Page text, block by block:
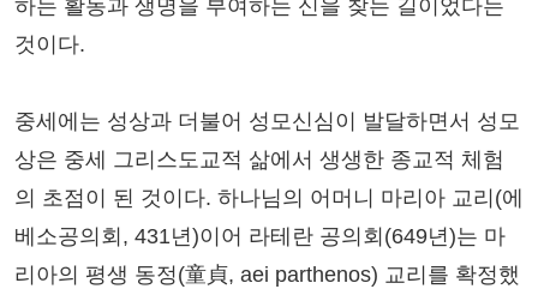
하는 활동과 생명을 부여하는 신을 찾는 길이었다는
것이다.
중세에는 성상과 더불어 성모신심이 발달하면서 성모
상은 중세 그리스도교적 삶에서 생생한 종교적 체험
의 초점이 된 것이다. 하나님의 어머니 마리아 교리(에
베소공의회, 431년)이어 라테란 공의회(649년)는 마
리아의 평생 동정(童貞, aei parthenos) 교리를 확정했